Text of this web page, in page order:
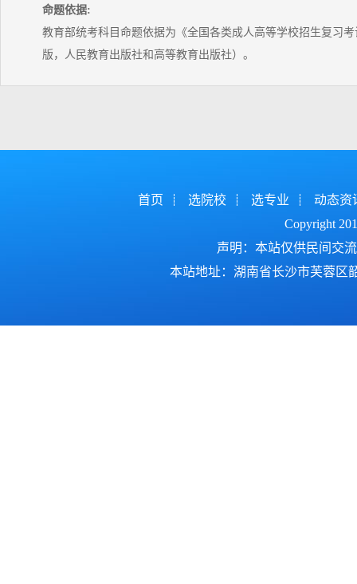
命题依据:
教育部统考科目命题依据为《全国各类成人高等学校招生复习考
版，人民教育出版社和高等教育出版社）。
首页 选院校 选专业
动态资
Copyright
声明：本站仅供民间交
本站地址：湖南省长沙市芙蓉区